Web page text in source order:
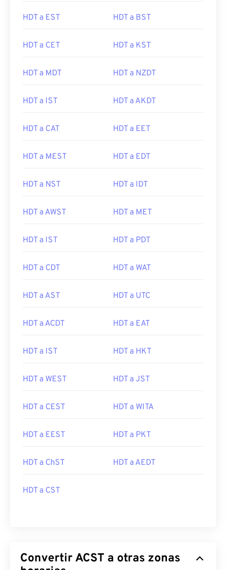
HDT a EST HDT a BST
HDT a CET HDT a KST
HDT a MDT HDT a NZDT
HDT a IST HDT a AKDT
HDT a CAT HDT a EET
HDT a MEST HDT a EDT
HDT a NST HDT a IDT
HDT a AWST HDT a MET
HDT a IST HDT a PDT
HDT a CDT HDT a WAT
HDT a AST HDT a UTC
HDT a ACDT HDT a EAT
HDT a IST HDT a HKT
HDT a WEST HDT a JST
HDT a CEST HDT a WITA
HDT a EEST HDT a PKT
HDT a ChST HDT a AEDT
HDT a CST
Convertir ACST a otras zonas